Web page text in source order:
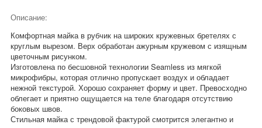
Описание:
Комфортная майка в рубчик на широких кружевных бретелях с
круглым вырезом. Верх обработан ажурным кружевом с изящным
цветочным рисунком.
Изготовлена по бесшовной технологии Seamless из мягкой
микрофибры, которая отлично пропускает воздух и обладает
нежной текстурой. Хорошо сохраняет форму и цвет. Превосходно
облегает и приятно ощущается на теле благодаря отсутствию
боковых швов.
Стильная майка с трендовой фактурой смотрится элегантно и